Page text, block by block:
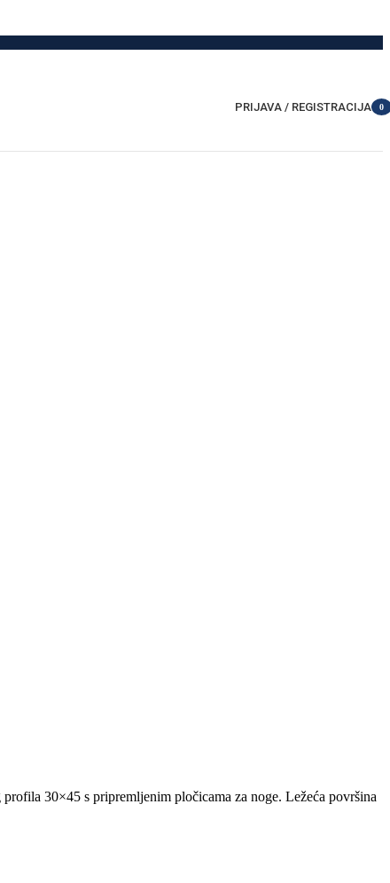
PRIJAVA / REGISTRACIJA
0
30×45 s pripremljenim pločicama za noge. Ležeća površina